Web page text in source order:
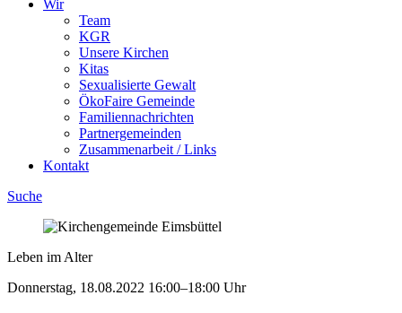
Wir
Team
KGR
Unsere Kirchen
Kitas
Sexualisierte Gewalt
ÖkoFaire Gemeinde
Familiennachrichten
Partnergemeinden
Zusammenarbeit / Links
Kontakt
Suche
Leben im Alter
Donnerstag, 18.08.2022 16:00–18:00 Uhr